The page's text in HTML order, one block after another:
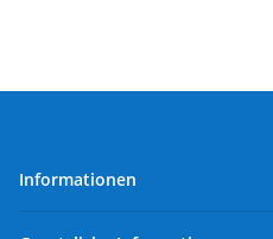
Informationen